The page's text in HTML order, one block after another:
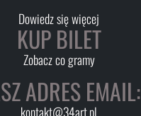
Dowiedz się więcej
KUP BILET
Zobacz co gramy
ADRES EMAIL:
kontakt@34art.pl